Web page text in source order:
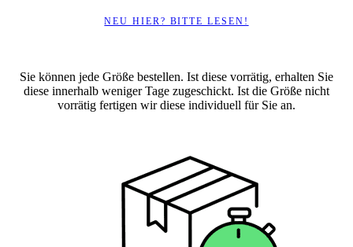
NEU HIER? BITTE LESEN!
Sie können jede Größe bestellen. Ist diese vorrätig, erhalten Sie
diese innerhalb weniger Tage zugeschickt. Ist die Größe nicht
vorrätig fertigen wir diese individuell für Sie an.